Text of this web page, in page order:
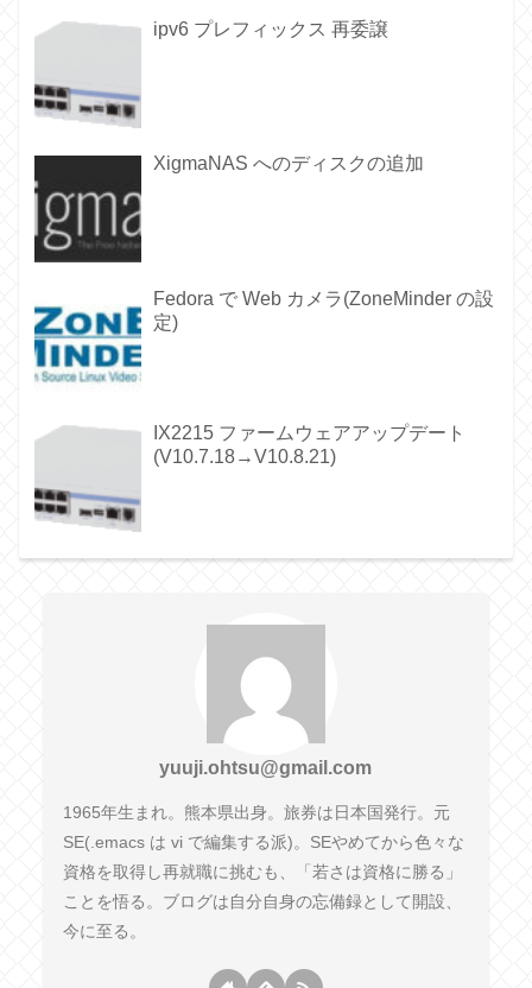
ipv6 プレフィックス 再委譲
XigmaNAS へのディスクの追加
Fedora で Web カメラ(ZoneMinder の設
定)
IX2215 ファームウェアアップデート
(V10.7.18→V10.8.21)
yuuji.ohtsu@gmail.com
1965年生まれ。熊本県出身。旅券は日本国発行。元
SE(.emacs は vi で編集する派)。SEやめてから色々な
資格を取得し再就職に挑むも、「若さは資格に勝る」
ことを悟る。ブログは自分自身の忘備録として開設、
今に至る。